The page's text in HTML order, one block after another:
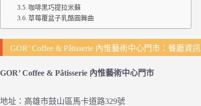
咖啡黑巧提拉米蘇
草莓覆盆子乳酪圓舞曲
GOR’ Coffee & Pâtisserie 內惟藝術中心門市：餐廳資訊
GOR’ Coffee & Pâtisserie 內惟藝術中心門市
地址：高雄市鼓山區馬卡道路329號